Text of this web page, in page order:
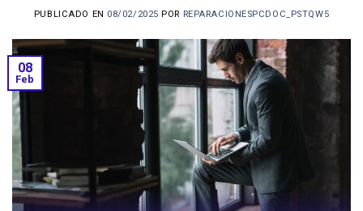
PUBLICADO EN 08/02/2025 POR REPARACIONESPCDOC_PSTQW5
08
Feb